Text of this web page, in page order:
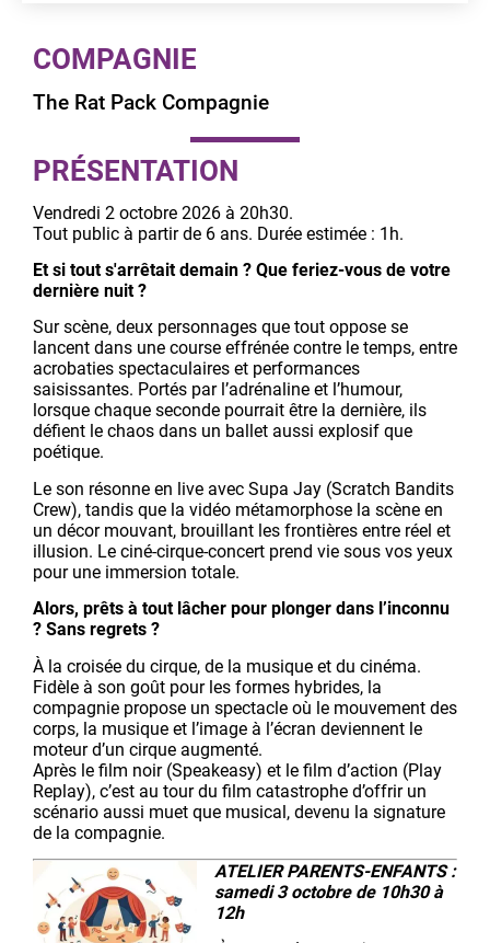
COMPAGNIE
The Rat Pack Compagnie
PRÉSENTATION
Vendredi 2 octobre 2026 à 20h30.
Tout public à partir de 6 ans. Durée estimée : 1h.
Et si tout s'arrêtait demain ? Que feriez-vous de votre
dernière nuit ?
Sur scène, deux personnages que tout oppose se
lancent dans une course effrénée contre le temps, entre
acrobaties spectaculaires et performances
saisissantes. Portés par l’adrénaline et l’humour,
lorsque chaque seconde pourrait être la dernière, ils
défient le chaos dans un ballet aussi explosif que
poétique.
Le son résonne en live avec Supa Jay (Scratch Bandits
Crew), tandis que la vidéo métamorphose la scène en
un décor mouvant, brouillant les frontières entre réel et
illusion. Le ciné-cirque-concert prend vie sous vos yeux
pour une immersion totale.
Alors, prêts à tout lâcher pour plonger dans l’inconnu
? Sans regrets ?
À la croisée du cirque, de la musique et du cinéma.
Fidèle à son goût pour les formes hybrides, la
compagnie propose un spectacle où le mouvement des
corps, la musique et l’image à l’écran deviennent le
moteur d’un cirque augmenté.
Après le film noir (Speakeasy) et le film d’action (Play
Replay), c’est au tour du film catastrophe d’offrir un
scénario aussi muet que musical, devenu la signature
de la compagnie.
ATELIER PARENTS-ENFANTS :
samedi 3 octobre de 10h30 à
12h